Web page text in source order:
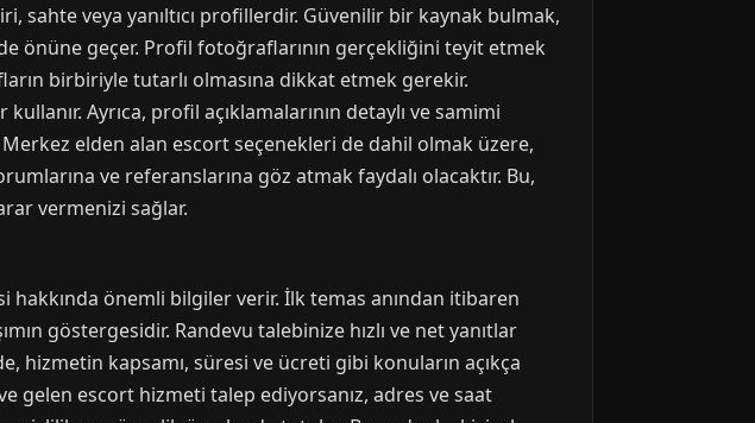
sahte veya yanıltıcı profillerdir. Güvenilir bir kaynak bulmak,
önüne geçer. Profil fotoğraflarının gerçekliğini teyit etmek
birbiriyle tutarlı olmasına dikkat etmek gerekir.
Ayrıca, profil açıklamalarının detaylı ve samimi
elden alan escort seçenekleri de dahil olmak üzere,
ve referanslarına göz atmak faydalı olacaktır. Bu,
vermenizi sağlar.
önemli bilgiler verir. İlk temas anından itibaren
göstergesidir. Randevu talebinize hızlı ve net yanıtlar
hizmetin kapsamı, süresi ve ücreti gibi konuların açıkça
gelen escort hizmeti talep ediyorsanız, adres ve saat